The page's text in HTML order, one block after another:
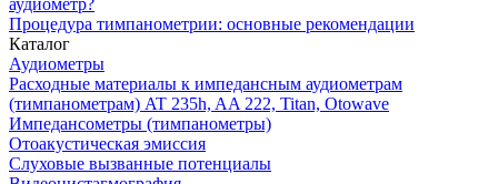
аудиометр?
Процедура тимпанометрии: основные рекомендации
Каталог
Аудиометры
Расходные материалы к импедансным аудиометрам
(тимпанометрам) AT 235h, AA 222, Titan, Otowave
Импедансометры (тимпанометры)
Отоакустическая эмиссия
Cлуховые вызванные потенциалы